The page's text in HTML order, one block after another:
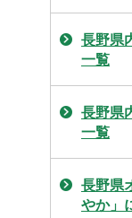
長野県
一覧
長野県
一覧
長野県
やか」